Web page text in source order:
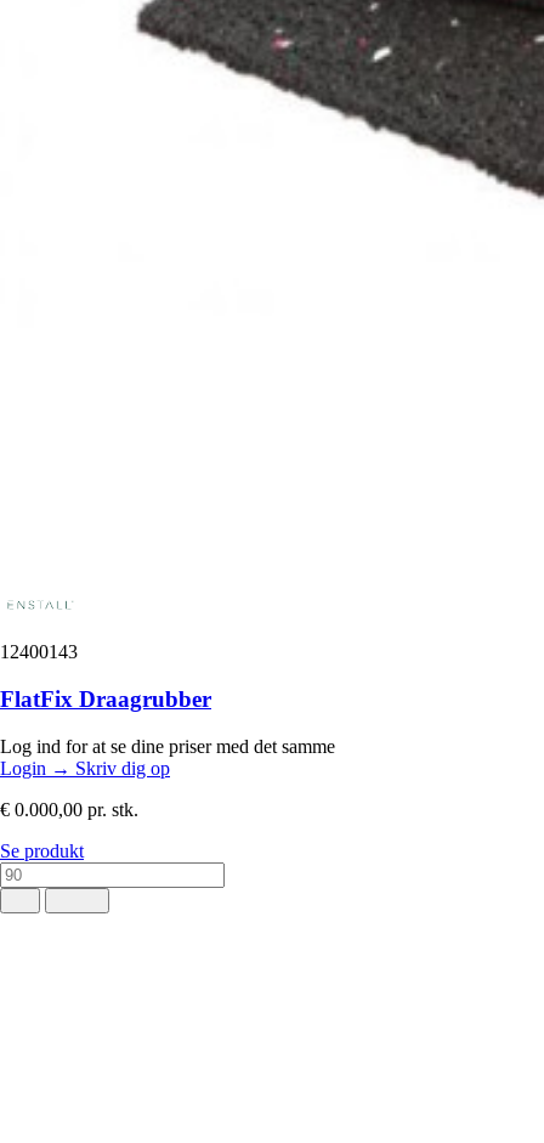
12400143
FlatFix Draagrubber
Log ind for at se dine priser med det samme
Login → Skriv dig op
€ 0.000,00 pr. stk.
Se produkt